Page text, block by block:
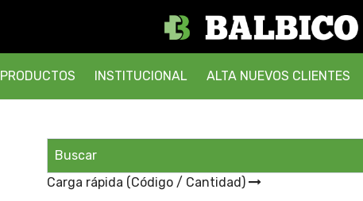
PRODUCTOS INSTITUCIONAL ALTA NUEVOS CLIENTES
Carga rápida (Código / Cantidad)